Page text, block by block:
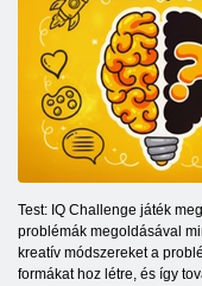
Test: IQ Challenge játék
problémák megoldásával
kreatív módszereket a
formákat hoz létre, és így